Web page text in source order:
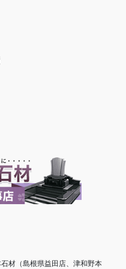
材（島根県益田店、津和野本